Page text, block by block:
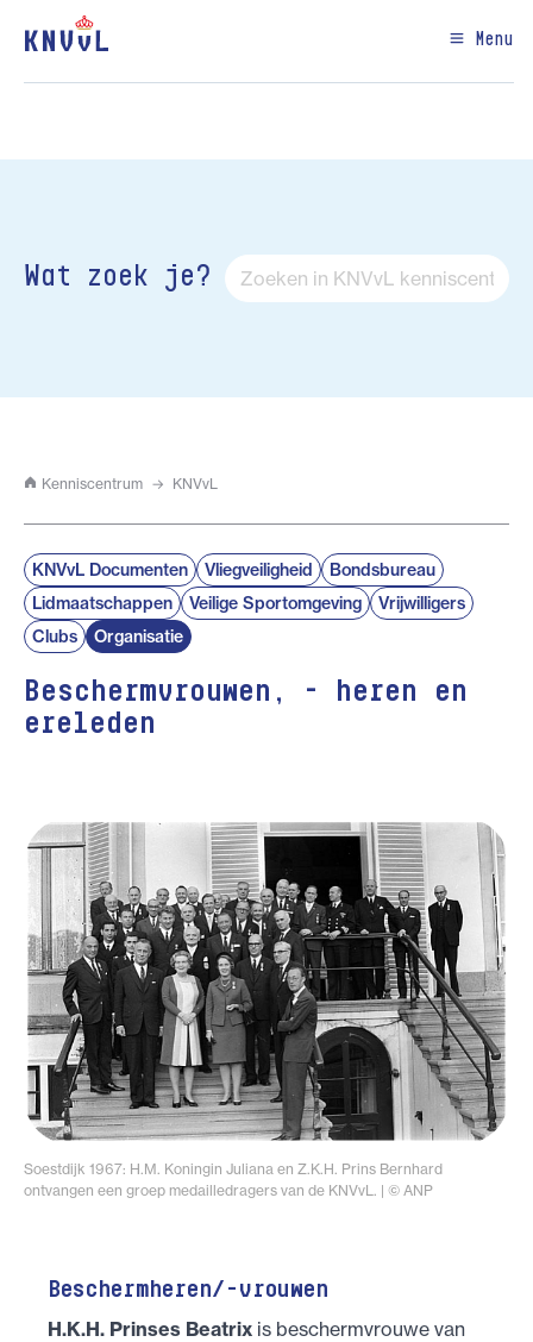
Menu
Wat zoek je?
Kenniscentrum KNVvL
KNVvL Documenten Vliegveiligheid
Bondsbureau
Lidmaatschappen
Veilige Sportomgeving
Vrijwilligers
Clubs
Organisatie
Beschermvrouwen, - heren en
ereleden
Soestdijk 1967: H.M. Koningin Juliana en Z.K.H. Prins Bernhard
ontvangen een groep medailledragers van de KNVvL.
© ANP
Beschermheren/-vrouwen
H.K.H. Prinses Beatrix is beschermvrouwe van